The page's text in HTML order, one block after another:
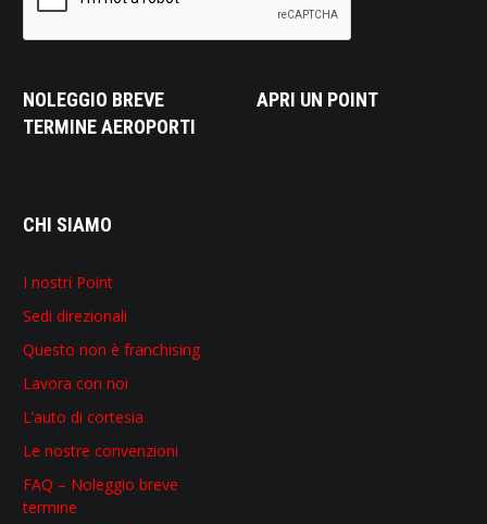
NOLEGGIO BREVE
TERMINE AEROPORTI
APRI UN POINT
CHI SIAMO
I nostri Point
Sedi direzionali
Questo non è franchising
Lavora con noi
L’auto di cortesia
Le nostre convenzioni
FAQ – Noleggio breve
termine